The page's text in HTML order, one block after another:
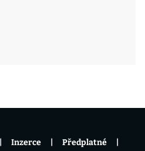
Inzerce Předplatné